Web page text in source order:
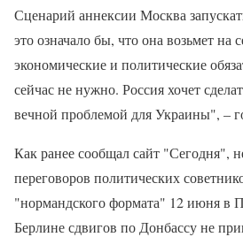
Сценарий аннексии Москва
это означало бы, что она возьмет на
экономические и политические
сейчас не нужно. Россия хочет
вечной проблемой для Украины", –
Как ранее сообщал сайт "Сегодня",
переговоров политических
"нормандского формата" 12 июня в
Берлине сдвигов по Донбассу не